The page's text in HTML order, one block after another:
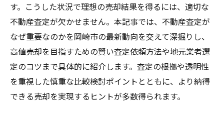
す。こうした状況で理想の売却結果を得るには、適切な
不動産査定が欠かせません。本記事では、不動産査定が
なぜ重要なのかを岡崎市の最新動向を交えて深掘りし、
高値売却を目指すための賢い査定依頼方法や地元業者選
定のコツまで具体的に紹介します。査定の根拠や透明性
を重視した慎重な比較検討ポイントとともに、より納得
できる売却を実現するヒントが多数得られます。